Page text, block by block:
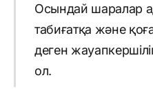
Осындай шаралар
табиғатқа және
деген
ол.